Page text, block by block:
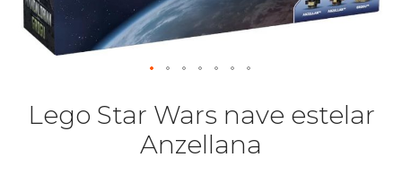
Lego Star Wars nave estelar
Anzellana